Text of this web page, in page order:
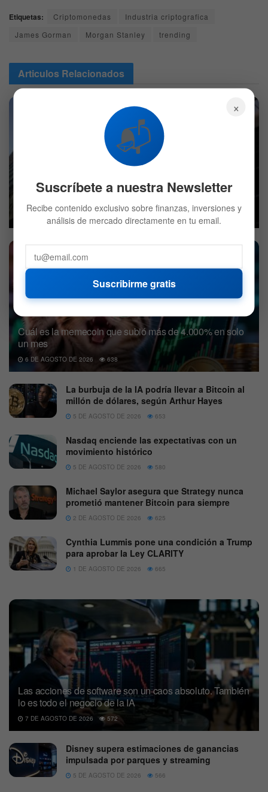
Etiquetas: Criptomonedas
Industria criptografica
James Gorman
Morgan Stanley trending
Articulos Relacionados
BlackRock decidió vender Bitcoin: ¿Qué compró en su
Cuál es la memecoin que subió más de 4.000% en solo
un mes
6 DE AGOSTO DE 2026 638
La burbuja de la IA podría llevar a Bitcoin al
millón de dólares, según Arthur Hayes
5 DE AGOSTO DE 2026 653
Nasdaq enciende las expectativas con un
movimiento histórico
5 DE AGOSTO DE 2026 580
Michael Saylor asegura que Strategy nunca
prometió mantener Bitcoin para siempre
2 DE AGOSTO DE 2026 625
Cynthia Lummis pone una condición a Trump
para aprobar la Ley CLARITY
1 DE AGOSTO DE 2026 665
Las acciones de software son un caos absoluto. También
lo es todo el negocio de la IA
7 DE AGOSTO DE 2026 572
Disney supera estimaciones de ganancias
impulsada por parques y streaming
5 DE AGOSTO DE 2026 566
×
📬
Suscríbete a nuestra Newsletter
Recibe contenido exclusivo sobre finanzas, inversiones y
análisis de mercado directamente en tu email.
Suscribirme gratis